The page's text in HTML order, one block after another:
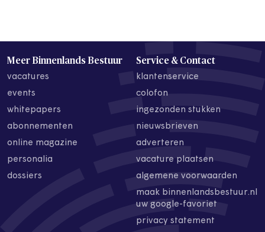
Meer Binnenlands Bestuur
vacatures
events
whitepapers
abonnementen
online magazine
personalia
dossiers
Service & Contact
klantenservice
colofon
ingezonden stukken
nieuwsbrieven
adverteren
vacature plaatsen
algemene voorwaarden
maak binnenlandsbestuur.nl
uw google-favoriet
privacy statement